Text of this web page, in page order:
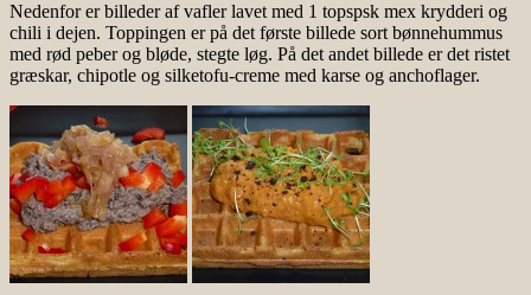
Nedenfor er billeder af vafler lavet med 1 topspsk mex krydderi og
chili i dejen. Toppingen er på det første billede sort bønnehummus
med rød peber og bløde, stegte løg. På det andet billede er det ristet
græskar, chipotle og silketofu-creme med karse og anchoflager.